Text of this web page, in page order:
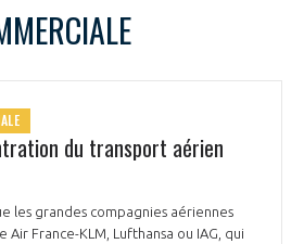
du transport aérien
les grandes compagnies aériennes
Air France-KLM, Lufthansa ou IAG, qui